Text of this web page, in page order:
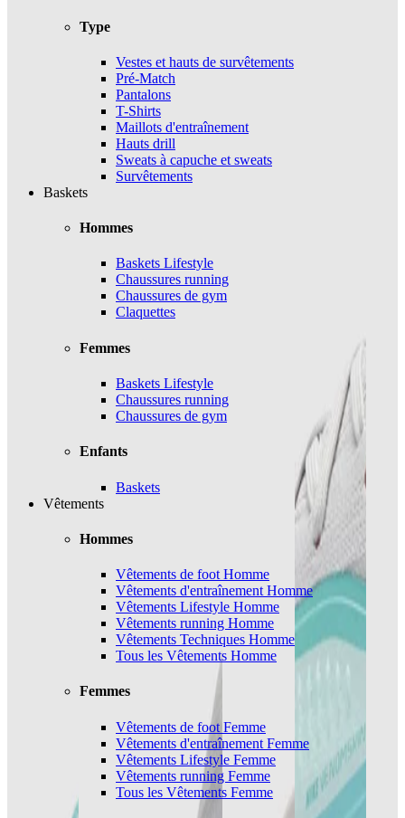
Type
Vestes et hauts de survêtements
Pré-Match
Pantalons
T-Shirts
Maillots d'entraînement
Hauts drill
Sweats à capuche et sweats
Survêtements
Baskets
Hommes
Baskets Lifestyle
Chaussures running
Chaussures de gym
Claquettes
Femmes
Baskets Lifestyle
Chaussures running
Chaussures de gym
Enfants
Baskets
Vêtements
Hommes
Vêtements de foot Homme
Vêtements d'entraînement Homme
Vêtements Lifestyle Homme
Vêtements running Homme
Vêtements Techniques Homme
Tous les Vêtements Homme
Femmes
Vêtements de foot Femme
Vêtements d'entraînement Femme
Vêtements Lifestyle Femme
Vêtements running Femme
Tous les Vêtements Femme